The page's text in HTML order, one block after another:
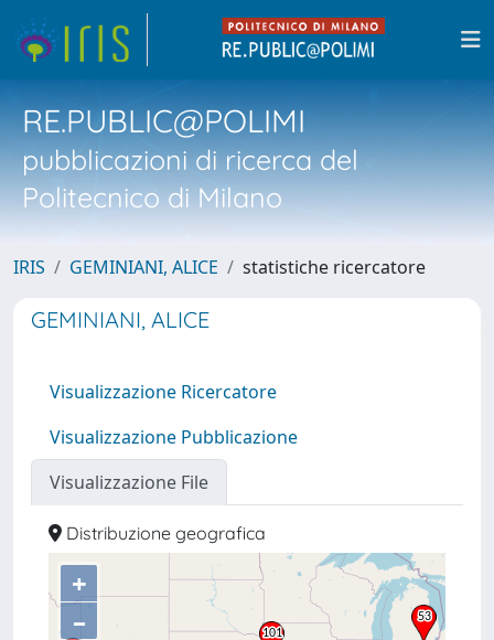
RE.PUBLIC@POLIMI
pubblicazioni di ricerca del
Politecnico di Milano
IRIS GEMINIANI, ALICE statistiche ricercatore
GEMINIANI, ALICE
Visualizzazione Ricercatore
Visualizzazione Pubblicazione
Visualizzazione File
Distribuzione geografica
+
–